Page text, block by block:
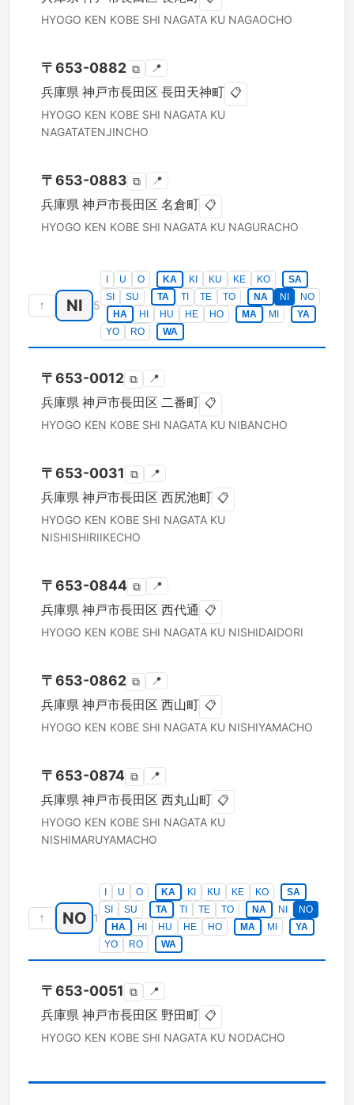
HYOGO KEN KOBE SHI NAGATA KU NAGAOCHO
〒653-0882 ⧉ 📍
兵庫県 神戸市長田区 長田天神町 📋
HYOGO KEN KOBE SHI NAGATA KU
NAGATATENJINCHO
〒653-0883 ⧉ 📍
兵庫県 神戸市長田区 名倉町 📋
HYOGO KEN KOBE SHI NAGATA KU NAGURACHO
↑ NI 5
U O KA KI KU KE KO
SA
SI
SU TA TI TE TO NA NI
NO
HA
HI HU HE HO MA MI
YA
YO
RO WA
〒653-0012 ⧉ 📍
兵庫県 神戸市長田区 二番町 📋
HYOGO KEN KOBE SHI NAGATA KU NIBANCHO
〒653-0031 ⧉ 📍
兵庫県 神戸市長田区 西尻池町 📋
HYOGO KEN KOBE SHI NAGATA KU
NISHISHIRIIKECHO
〒653-0844 ⧉ 📍
兵庫県 神戸市長田区 西代通 📋
HYOGO KEN KOBE SHI NAGATA KU NISHIDAIDORI
〒653-0862 ⧉ 📍
兵庫県 神戸市長田区 西山町 📋
HYOGO KEN KOBE SHI NAGATA KU NISHIYAMACHO
〒653-0874 ⧉ 📍
兵庫県 神戸市長田区 西丸山町 📋
HYOGO KEN KOBE SHI NAGATA KU
NISHIMARUYAMACHO
↑ NO 1
U O KA KI KU KE KO
SA
SI
SU TA TI TE TO NA NI
NO
HA
HI HU HE HO MA MI
YA
YO
RO WA
〒653-0051 ⧉ 📍
兵庫県 神戸市長田区 野田町 📋
HYOGO KEN KOBE SHI NAGATA KU NODACHO